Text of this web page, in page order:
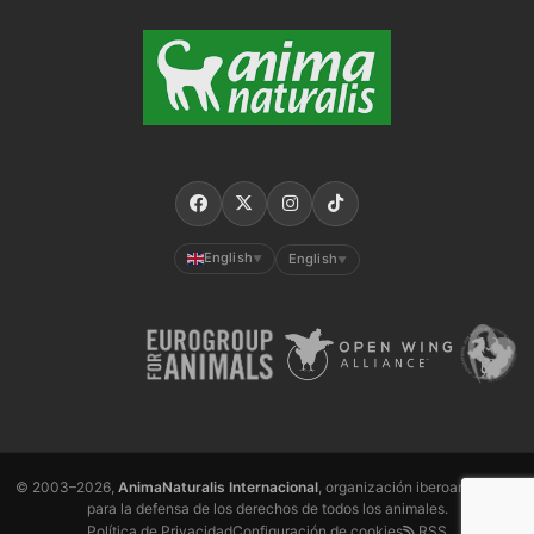
English ▼ English ▼
© 2003–2026, AnimaNaturalis Internacional, organización iberoamericana
para la defensa de los derechos de todos los animales.